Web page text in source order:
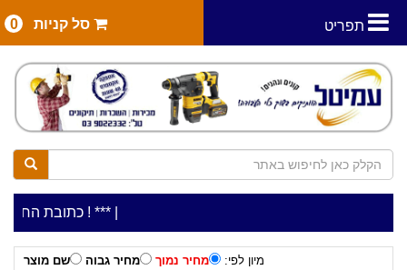
תפריט סל קניות 0
***כתובת החנות: רח' המלאכה 2, ביתן 8 ***כלי עבודה להשכרה בתעריף יומי משתלם ! ***
מיון לפי: מחיר נמוך מחיר גבוה
שם מוצר